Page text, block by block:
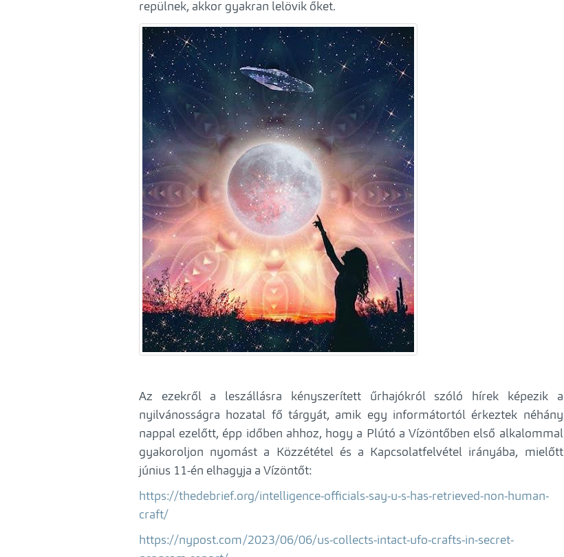
repülnek, akkor gyakran lelövik őket.
Az ezekről a leszállásra kényszerített űrhajókról szóló hírek képezik a
nyilvánosságra hozatal fő tárgyát, amik egy informátortól érkeztek néhány
nappal ezelőtt, épp időben ahhoz, hogy a Plútó a Vízöntőben első alkalommal
gyakoroljon nyomást a Közzététel és a Kapcsolatfelvétel irányába, mielőtt
június 11-én elhagyja a Vízöntőt:
https://thedebrief.org/intelligence-officials-say-u-s-has-retrieved-non-human-
craft/
https://nypost.com/2023/06/06/us-collects-intact-ufo-crafts-in-secret-